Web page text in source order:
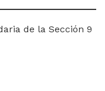
de la Sección 9